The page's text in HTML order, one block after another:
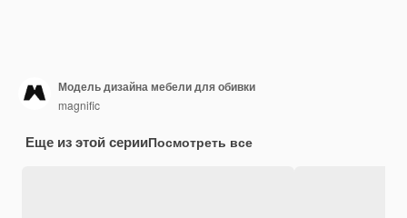
Модель дизайна мебели для обивки
magnific
Еще из этой серииПосмотреть все